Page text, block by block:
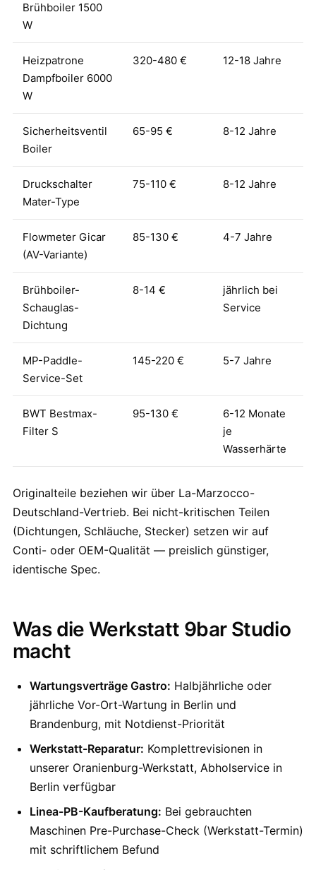
Brühboiler 1500
W
Heizpatrone
Dampfboiler 6000
W
320-480 € 12-18 Jahre
Sicherheitsventil
Boiler
65-95 € 8-12 Jahre
Druckschalter
Mater-Type
75-110 € 8-12 Jahre
Flowmeter Gicar
(AV-Variante)
85-130 € 4-7 Jahre
Brühboiler-
Schauglas-
Dichtung
8-14 €
jährlich bei
Service
MP-Paddle-
Service-Set
145-220 € 5-7 Jahre
BWT Bestmax-
Filter S
95-130 €
6-12 Monate
je
Wasserhärte
Originalteile beziehen wir über La-Marzocco-
Deutschland-Vertrieb. Bei nicht-kritischen Teilen
(Dichtungen, Schläuche, Stecker) setzen wir auf
Conti- oder OEM-Qualität — preislich günstiger,
identische Spec.
Was die Werkstatt 9bar Studio
macht
Wartungsverträge Gastro: Halbjährliche oder
jährliche Vor-Ort-Wartung in Berlin und
Brandenburg, mit Notdienst-Priorität
Werkstatt-Reparatur: Komplettrevisionen in
unserer Oranienburg-Werkstatt, Abholservice in
Berlin verfügbar
Linea-PB-Kaufberatung: Bei gebrauchten
Maschinen Pre-Purchase-Check (Werkstatt-Termin)
mit schriftlichem Befund